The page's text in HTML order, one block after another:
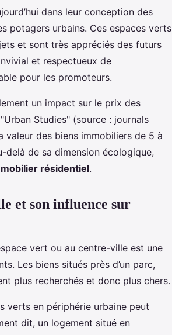
dans leur conception des
potagers urbains. Ces espaces verts
et sont très appréciés des futurs
et respectueux de
pour les promoteurs.
un impact sur le prix des
Studies" (source : journals
valeur des biens immobiliers de 5 à
delà de sa dimension écologique,
résidentiel.
et son influence sur
vert ou au centre-ville est une
Les biens situés près d’un parc,
plus recherchés et donc plus chers.
verts en périphérie urbaine peut
dit, un logement situé en